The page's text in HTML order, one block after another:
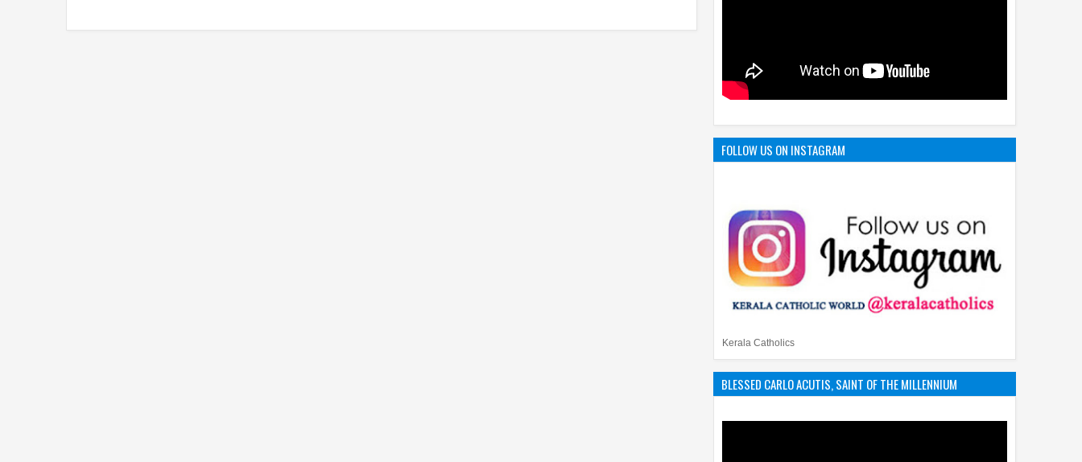
FOLLOW US ON INSTAGRAM
Kerala Catholics
BLESSED CARLO ACUTIS, SAINT OF THE MILLENNIUM